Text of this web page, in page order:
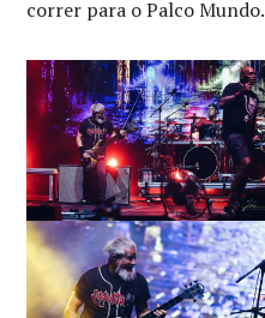
correr para o Palco Mundo.